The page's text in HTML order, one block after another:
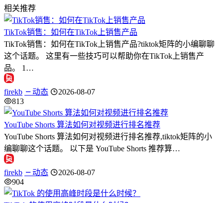
相关推荐
TikTok销售：如何在TikTok上销售产品
TikTok销售：如何在TikTok上销售产品?tiktok矩阵的小编聊聊
这个话题。 这里有一些技巧可以帮助你在TikTok上销售产
品。 1…
firekb 动态
2026-08-07
813
YouTube Shorts 算法如何对视频进行排名推荐
YouTube Shorts 算法如何对视频进行排名推荐,tiktok矩阵的小
编聊聊这个话题。 以下是 YouTube Shorts 推荐算…
firekb 动态
2026-08-07
904